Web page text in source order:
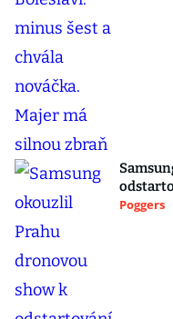
Poggers